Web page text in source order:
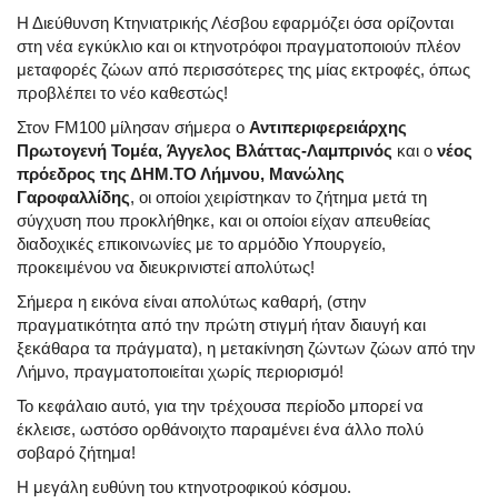
Η Διεύθυνση Κτηνιατρικής Λέσβου εφαρμόζει όσα ορίζονται
στη νέα εγκύκλιο και οι κτηνοτρόφοι πραγματοποιούν πλέον
μεταφορές ζώων από περισσότερες της μίας εκτροφές, όπως
προβλέπει το νέο καθεστώς!
Στον FM100 μίλησαν σήμερα ο Αντιπεριφερειάρχης
Πρωτογενή Τομέα, Άγγελος Βλάττας-Λαμπρινός και ο νέος
πρόεδρος της ΔΗΜ.ΤΟ Λήμνου, Μανώλης
Γαροφαλλίδης, οι οποίοι χειρίστηκαν το ζήτημα μετά τη
σύγχυση που προκλήθηκε, και οι οποίοι είχαν απευθείας
διαδοχικές επικοινωνίες με το αρμόδιο Υπουργείο,
προκειμένου να διευκρινιστεί απολύτως!
Σήμερα η εικόνα είναι απολύτως καθαρή, (στην
πραγματικότητα από την πρώτη στιγμή ήταν διαυγή και
ξεκάθαρα τα πράγματα), η μετακίνηση ζώντων ζώων από την
Λήμνο, πραγματοποιείται χωρίς περιορισμό!
Το κεφάλαιο αυτό, για την τρέχουσα περίοδο μπορεί να
έκλεισε, ωστόσο ορθάνοιχτο παραμένει ένα άλλο πολύ
σοβαρό ζήτημα!
Η μεγάλη ευθύνη του κτηνοτροφικού κόσμου.